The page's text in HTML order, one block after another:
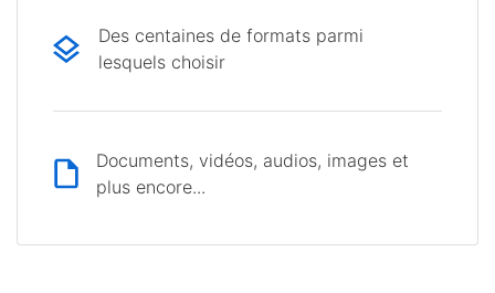
Des centaines de formats parmi
lesquels choisir
Documents, vidéos, audios, images et
plus encore...